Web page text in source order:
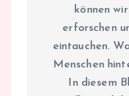
können
erforschen
eintauchen.
Menschen
In diesem